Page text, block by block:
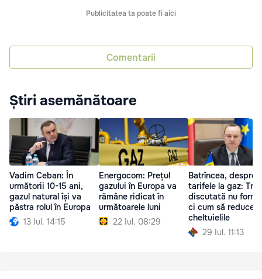
Publicitatea ta poate fi aici
Comentarii
Știri asemănătoare
Vadim Ceban: În
următorii 10-15 ani,
gazul natural își va
păstra rolul în Europa
13 Iul. 14:15
Energocom: Prețul
gazului în Europa va
rămâne ridicat în
următoarele luni
22 Iul. 08:29
Batrîncea, despre
tarifele la gaz:
discutată nu
ci cum să reducem
cheltuielile
29 Iul. 11:13